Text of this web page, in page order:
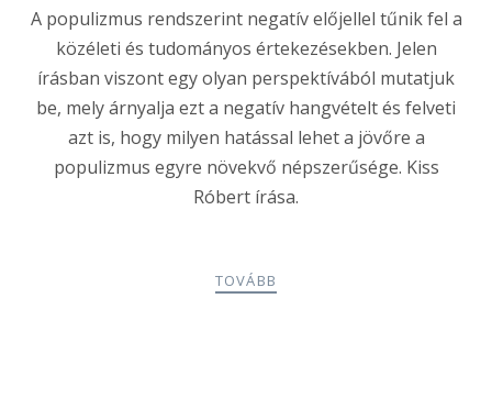
A populizmus rendszerint negatív előjellel tűnik fel a
közéleti és tudományos értekezésekben. Jelen
írásban viszont egy olyan perspektívából mutatjuk
be, mely árnyalja ezt a negatív hangvételt és felveti
azt is, hogy milyen hatással lehet a jövőre a
populizmus egyre növekvő népszerűsége. Kiss
Róbert írása.
TOVÁBB